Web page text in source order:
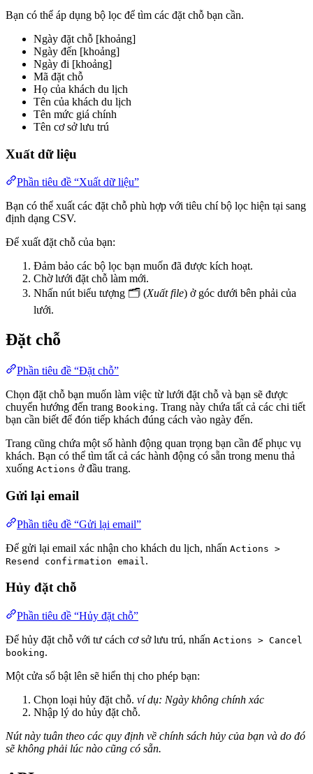
Bạn có thể áp dụng bộ lọc để tìm các đặt chỗ bạn cần.
Ngày đặt chỗ [khoảng]
Ngày đến [khoảng]
Ngày đi [khoảng]
Mã đặt chỗ
Họ của khách du lịch
Tên của khách du lịch
Tên mức giá chính
Tên cơ sở lưu trú
Xuất dữ liệu
Phần tiêu đề “Xuất dữ liệu”
Bạn có thể xuất các đặt chỗ phù hợp với tiêu chí bộ lọc hiện tại sang
định dạng CSV.
Để xuất đặt chỗ của bạn:
Đảm bảo các bộ lọc bạn muốn đã được kích hoạt.
Chờ lưới đặt chỗ làm mới.
Nhấn nút biểu tượng 🗂️ (Xuất file) ở góc dưới bên phải của
lưới.
Đặt chỗ
Phần tiêu đề “Đặt chỗ”
Chọn đặt chỗ bạn muốn làm việc từ lưới đặt chỗ và bạn sẽ được
chuyển hướng đến trang Booking. Trang này chứa tất cả các chi tiết
bạn cần biết để đón tiếp khách đúng cách vào ngày đến.
Trang cũng chứa một số hành động quan trọng bạn cần để phục vụ
khách. Bạn có thể tìm tất cả các hành động có sẵn trong menu thả
xuống Actions ở đầu trang.
Gửi lại email
Phần tiêu đề “Gửi lại email”
Để gửi lại email xác nhận cho khách du lịch, nhấn Actions >
Resend confirmation email .
Hủy đặt chỗ
Phần tiêu đề “Hủy đặt chỗ”
Để hủy đặt chỗ với tư cách cơ sở lưu trú, nhấn Actions > Cancel
booking.
Một cửa sổ bật lên sẽ hiển thị cho phép bạn:
Chọn loại hủy đặt chỗ. ví dụ: Ngày không chính xác
Nhập lý do hủy đặt chỗ.
Nút này tuân theo các quy định về chính sách hủy của bạn và do đó
sẽ không phải lúc nào cũng có sẵn.